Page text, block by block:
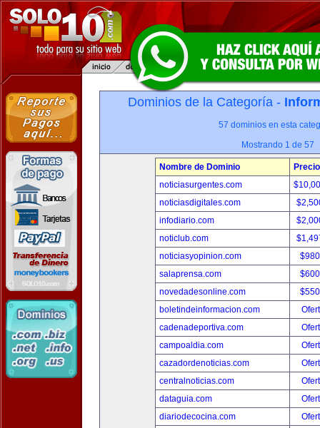
Dominios de la Categoría -
57 dominios en esta
Mostrando 1 de 57
Nombre de Dominio
Precio
noticiasurgentes.com
noticiasdigitales.com
infodiario.com
noticlub.com
noticiasyopinion.com
salaprensa.com
novedadesonline.com
boletindeinformacion.com
cadenadeportiva.com
campoaldia.com
cazadordenoticias.com
centralnoticias.com
dataguia.com
diariodecocina.com